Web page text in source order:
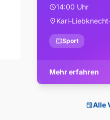
schedule14:00 Uhr
location_onKarl-
confirmation_numberSport
Mehr erfahren
eventAlle